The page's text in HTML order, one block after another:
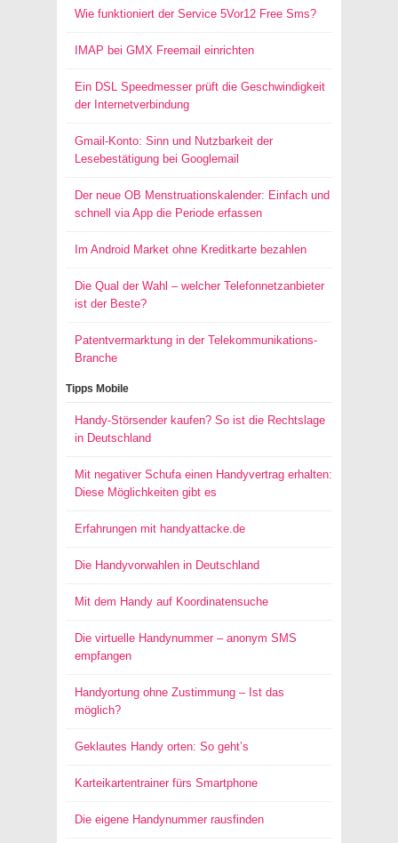
Wie funktioniert der Service 5Vor12 Free Sms?
IMAP bei GMX Freemail einrichten
Ein DSL Speedmesser prüft die Geschwindigkeit
der Internetverbindung
Gmail-Konto: Sinn und Nutzbarkeit der
Lesebestätigung bei Googlemail
Der neue OB Menstruationskalender: Einfach und
schnell via App die Periode erfassen
Im Android Market ohne Kreditkarte bezahlen
Die Qual der Wahl – welcher Telefonnetzanbieter
ist der Beste?
Patentvermarktung in der Telekommunikations-
Branche
Tipps Mobile
Handy-Störsender kaufen? So ist die Rechtslage
in Deutschland
Mit negativer Schufa einen Handyvertrag erhalten:
Diese Möglichkeiten gibt es
Erfahrungen mit handyattacke.de
Die Handyvorwahlen in Deutschland
Mit dem Handy auf Koordinatensuche
Die virtuelle Handynummer – anonym SMS
empfangen
Handyortung ohne Zustimmung – Ist das
möglich?
Geklautes Handy orten: So geht’s
Karteikartentrainer fürs Smartphone
Die eigene Handynummer rausfinden